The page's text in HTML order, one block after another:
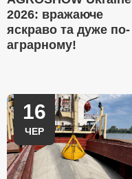
2026: вражаюче
яскраво та дуже по-
аграрному!
16
ЧЕР